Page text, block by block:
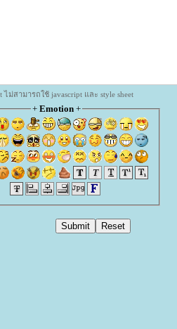
ไม่สามารถใช้ javascript และ style sheet
+ Emotion+